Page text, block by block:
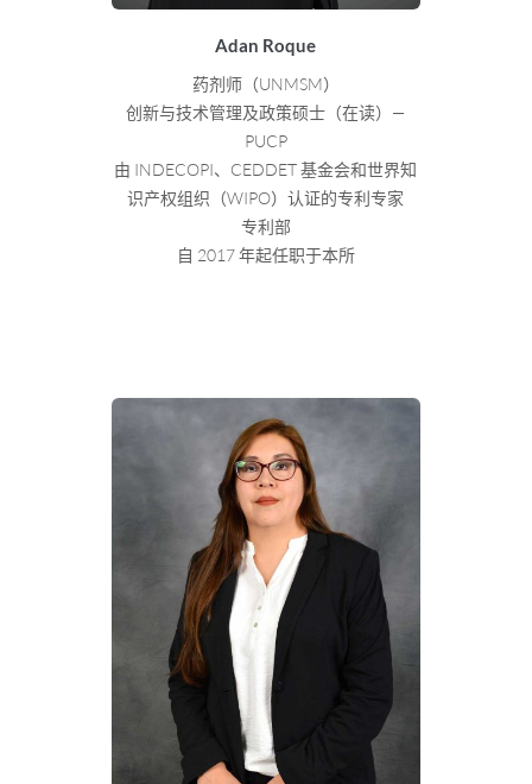
Adan Roque
药剂师（UNMSM）
创新与技术管理及政策硕士（在读）—
PUCP
由 INDECOPI、CEDDET 基金会和世界知
识产权组织（WIPO）认证的专利专家
专利部
自 2017 年起任职于本所